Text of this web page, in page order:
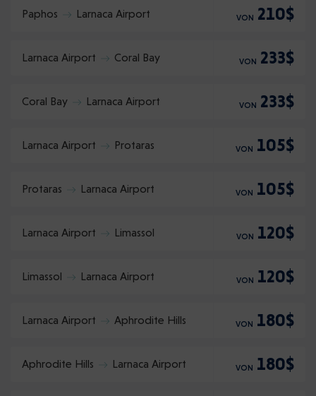
Paphos Larnaca Airport VON 210$
Larnaca Airport Coral Bay VON 233$
Coral Bay Larnaca Airport VON 233$
Larnaca Airport Protaras VON 105$
Protaras Larnaca Airport VON 105$
Larnaca Airport Limassol VON 120$
Limassol Larnaca Airport VON 120$
Larnaca Airport Aphrodite Hills VON 180$
Aphrodite Hills Larnaca Airport VON 180$